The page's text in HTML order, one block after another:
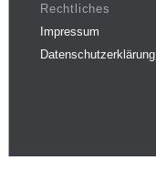
Rechtliches
Impressum
Datenschutzerklärung